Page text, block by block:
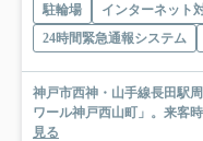
駐輪場 インターネット
24時間緊急通報システム
神戸市西神・山手線長田駅
ワール神戸西山町」。来客
見る